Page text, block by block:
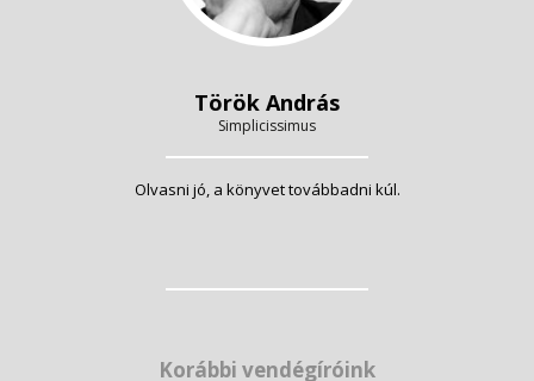
Török András
Simplicissimus
Olvasni jó, a könyvet továbbadni kúl.
Korábbi vendégíróink